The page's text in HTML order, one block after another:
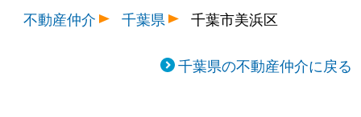
不動産仲介
千葉県 千葉市美浜区
千葉県の不動産仲介に戻る